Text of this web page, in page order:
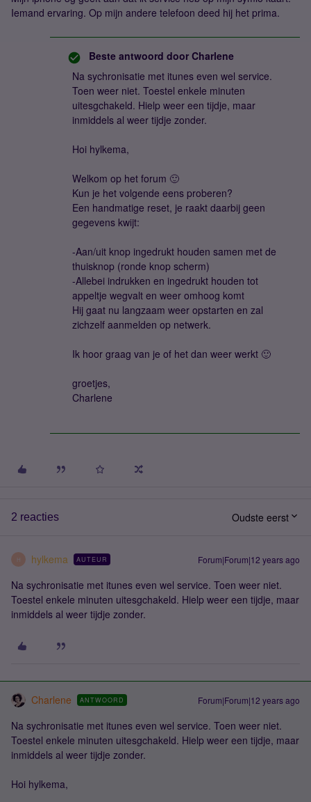
Iemand ervaring. Op mijn andere telefoon deed hij het prima.
Beste antwoord door Charlene
Na sychronisatie met itunes even wel service.
Toen weer niet. Toestel enkele minuten
uitesgchakeld. Hielp weer een tijdje, maar
inmiddels al weer tijdje zonder.
Hoi hylkema,
Welkom op het forum 🙂
Kun je het volgende eens proberen?
Een handmatige reset, je raakt daarbij geen
gegevens kwijt:
-Aan/uit knop ingedrukt houden samen met de
thuisknop (ronde knop scherm)
-Allebei indrukken en ingedrukt houden tot
appeltje wegvalt en weer omhoog komt
Hij gaat nu langzaam weer opstarten en zal
zichzelf aanmelden op netwerk.
Ik hoor graag van je of het dan weer werkt 🙂
groetjes,
Charlene
2 reacties Oudste eerst
H hylkema AUTEUR Forum|Forum|12 years ago
Na sychronisatie met itunes even wel service. Toen weer niet.
Toestel enkele minuten uitesgchakeld. Hielp weer een tijdje, maar
inmiddels al weer tijdje zonder.
Charlene ANTWOORD Forum|Forum|12 years ago
Na sychronisatie met itunes even wel service. Toen weer niet.
Toestel enkele minuten uitesgchakeld. Hielp weer een tijdje, maar
inmiddels al weer tijdje zonder.
Hoi hylkema,